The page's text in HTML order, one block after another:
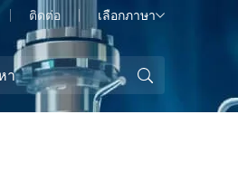
ติดต่อ เลือกภาษา